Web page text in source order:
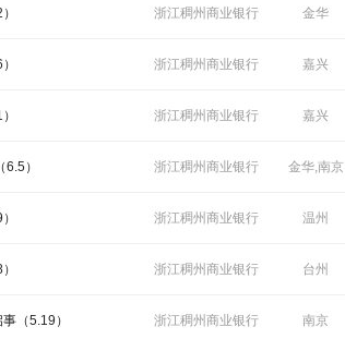
招聘
浙江稠州商业银行
招聘
金华
浙江稠州商业银行
招聘
嘉兴
浙江稠州商业银行
招聘
嘉兴
） 浙江稠州商业银行
招聘
金华,南京
浙江稠州商业银行
招聘
温州
浙江稠州商业银行
招聘
台州
（5.19） 浙江稠州商业银行 南京